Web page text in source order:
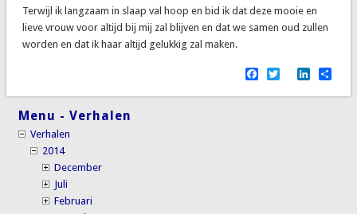
Terwijl ik langzaam in slaap val hoop en bid ik dat deze mooie en
lieve vrouw voor altijd bij mij zal blijven en dat we samen oud zullen
worden en dat ik haar altijd gelukkig zal maken.
Facebook
Twitter
Menu - Verhalen
Verhalen
2014
December
Juli
Februari